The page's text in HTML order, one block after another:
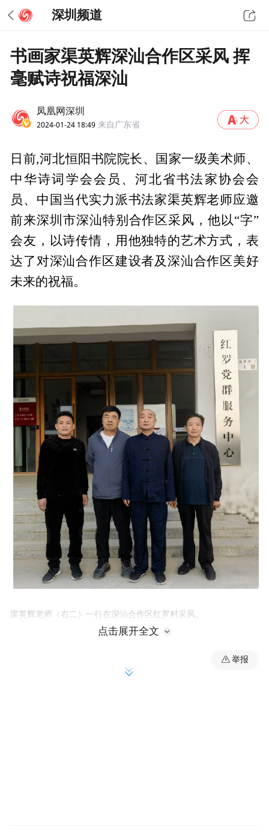
深圳频道
书画家渠英辉深汕合作区采风 挥
毫赋诗祝福深汕
凤凰网深圳
2024-01-24 18:49 来自广东省
日前,河北恒阳书院院长、国家一级美术师、
中华诗词学会会员、河北省书法家协会会
员、中国当代实力派书法家渠英辉老师应邀
前来深圳市深汕特别合作区采风，他以“字”
会友，以诗传情，用他独特的艺术方式，表
达了对深汕合作区建设者及深汕合作区美好
未来的祝福。
渠英辉老师（右二）一行在深汕合作区红罗村采风。
点击展开全文
举报